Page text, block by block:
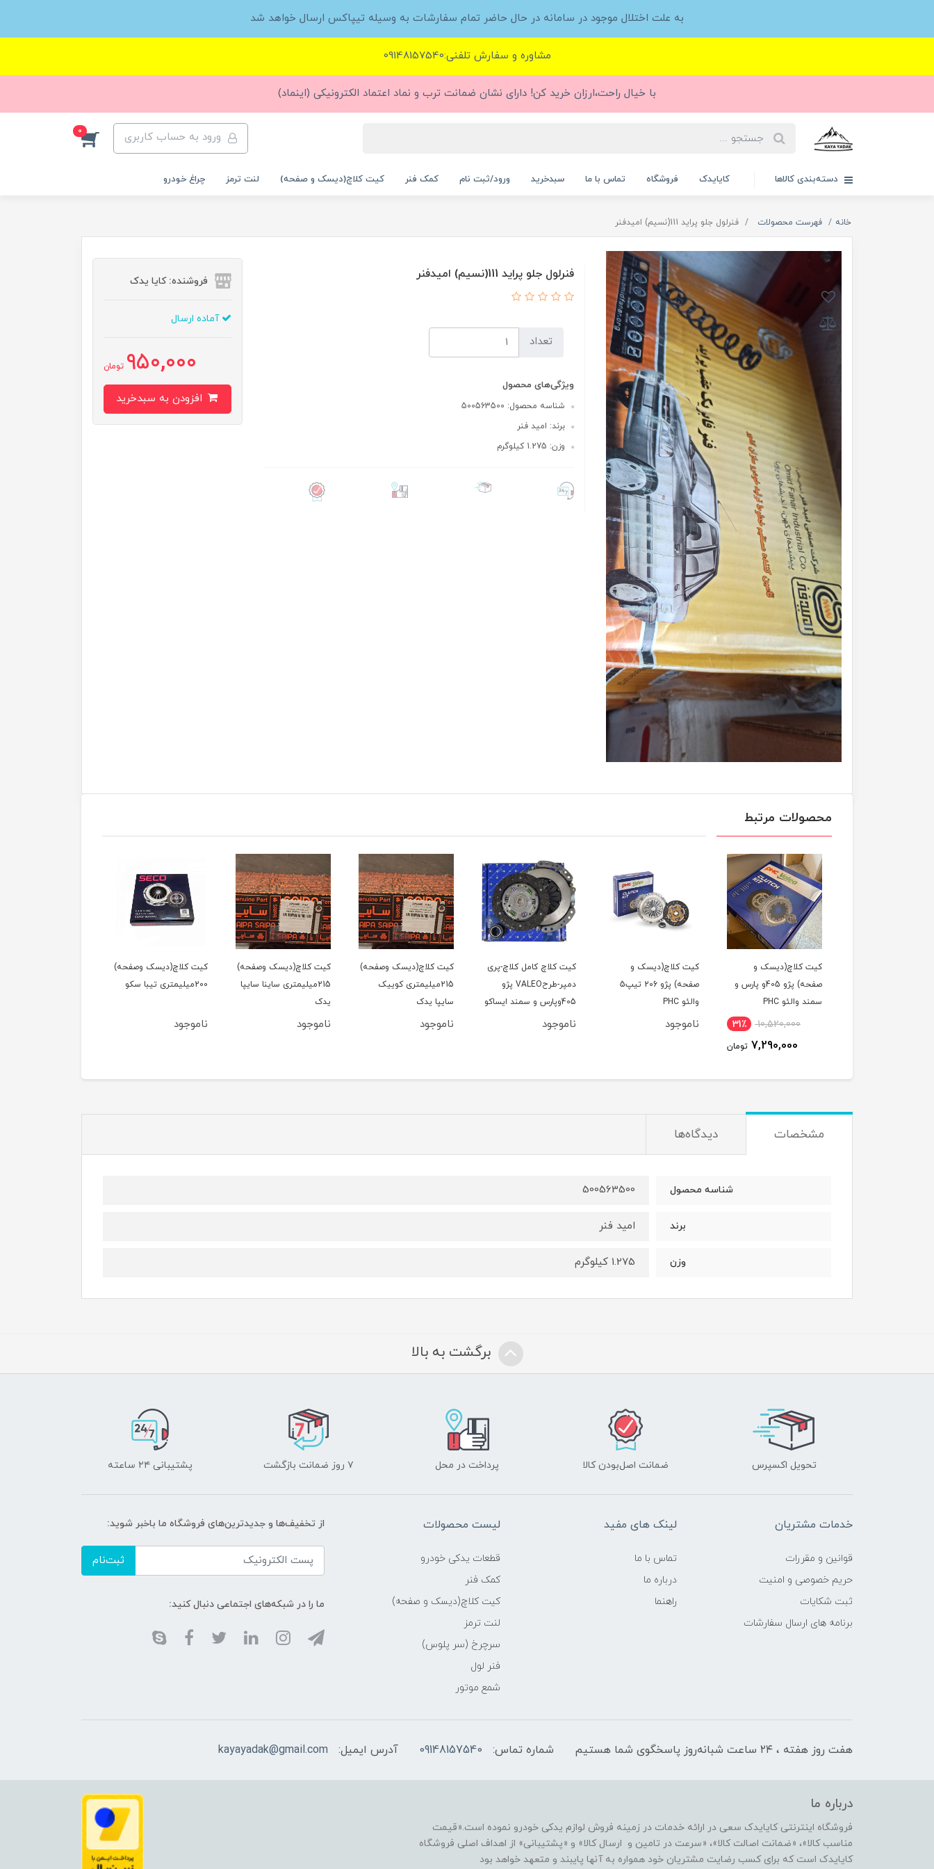
به علت اختلال موجود در سامانه در حال حاضر تمام سفارشات به وسیله تیپاکس ارسال خواهد شد
مشاوره و سفارش تلفنی:09148157540
با خیال راحت،ارزان خرید کن! دارای نشان ضمانت ترب و نماد اعتماد الکترونیکی (اینماد)
ورود به حساب کاربری 0
دسته‌بندی کالاها کایایدک فروشگاه تماس با ما سبدخرید ورود/ثبت نام کمک فنر کیت کلاچ(دیسک و صفحه) لنت ترمز چراغ خودرو
خانه فهرست محصولات فنرلول جلو پراید 111(نسیم) امیدفنر
فنرلول جلو پراید 111(نسیم) امیدفنر
تعداد
ویژگی‌های محصول
شناسه محصول: 500563500
برند: امید فنر
وزن: 1.275 کیلوگرم
فروشنده: کایا یدک
آماده ارسال
950,000 تومان
محصولات مرتبط
کیت کلاچ(دیسک و
صفحه) پژو 405و پارس و
سمند والئو PHC
10,520,000 31٪
7,290,000 تومان
کیت کلاچ(دیسک و
صفحه) پژو 206 تیپ5
والئو PHC
ناموجود
کیت کلاچ کامل کلاچ-پری
دمپر-طرحVALEO پژو
405وپارس و سمند ایساکو
ناموجود
کیت کلاچ(دیسک وصفحه)
215میلیمتری کوییک
سایپا یدک
ناموجود
کیت کلاچ(دیسک وصفحه)
215میلیمتری ساینا سایپا
یدک
ناموجود
کیت کلاچ(دیسک وصفحه)
200میلیمتری تیبا سکو
ناموجود
مشخصات دیدگاه‌ها
شناسه محصول 500563500
برند امید فنر
وزن 1.275 کیلوگرم
برگشت به بالا
تحویل اکسپرس ضمانت اصل‌بودن کالا پرداخت در محل ۷ روز ضمانت بازگشت پشتیبانی ۲۴ ساعته
خدمات مشتریان
قوانین و مقررات
حریم خصوصی و امنیت
ثبت شکایات
برنامه های ارسال سفارشات
لینک های مفید
تماس با ما
درباره ما
راهنما
لیست محصولات
قطعات یدکی خودرو
کمک فنر
کیت کلاچ(دیسک و صفحه)
لنت ترمز
سرچرخ (سر پلوس)
فنر لول
شمع موتور
از تخفیف‌ها و جدیدترین‌های فروشگاه ما باخبر شوید:
ثبت‌نام
ما را در شبکه‌های اجتماعی دنبال کنید:
هفت روز هفته ، ۲۴ ساعت شبانه‌روز پاسخگوی شما هستیم شماره تماس: 09148157540 آدرس ایمیل: kayayadak@gmail.com
درباره ما
فروشگاه اینترنتی کایایدک سعی در ارائه خدمات در زمینه فروش لوازم یدکی خودرو نموده است.«قیمت
مناسب کالا»، «ضمانت اصالت کالا»، «سرعت در تامین و ارسال کالا» و «پشتیبانی» از اهداف اصلی فروشگاه
کایایدک است که برای کسب رضایت مشتریان خود همواره به آنها پایبند و متعهد خواهد بود